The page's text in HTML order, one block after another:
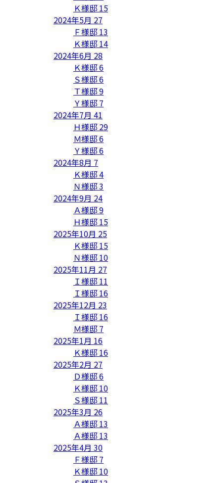
Ｋ様邸 15
2024年5月 27
Ｆ様邸 13
Ｋ様邸 14
2024年6月 28
Ｋ様邸6
Ｓ様邸6
Ｔ様邸9
Ｙ様邸 7
2024年7月 41
Ｈ様邸 29
Ｍ様邸6
Ｙ様邸6
2024年8月 7
Ｋ様邸4
Ｎ様邸3
2024年9月 24
Ａ様邸9
Ｈ様邸 15
2025年10月 25
Ｋ様邸 15
Ｎ様邸 10
2025年11月 27
Ｉ様邸 11
Ｉ様邸 16
2025年12月 23
Ｉ様邸 16
Ｍ様邸 7
2025年1月 16
Ｋ様邸 16
2025年2月 27
Ｄ様邸6
Ｋ様邸 10
Ｓ様邸 11
2025年3月 26
Ａ様邸 13
Ａ様邸 13
2025年4月 30
Ｆ様邸 7
Ｋ様邸 10